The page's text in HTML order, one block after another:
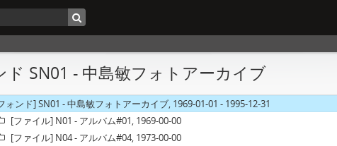
ド SN01 - 中島敏フォトアーカイブ
ォンド] SN01 - 中島敏フォトアーカイブ, 1969-01-01 - 1995-12-31
[ファイル] N01 - アルバム#01, 1969-00-00
[ファイル] N04 - アルバム#04, 1973-00-00